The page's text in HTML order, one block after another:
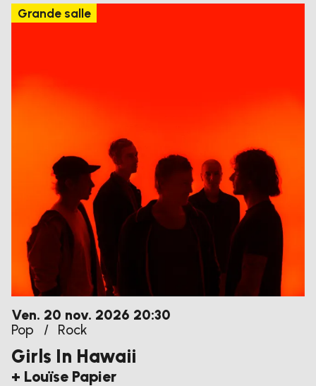
Grande salle
vendredi
Ven. 20 novembre
nov. 2026 20:30
Pop
/ Rock
Girls In Hawaii
+ Louïse Papier